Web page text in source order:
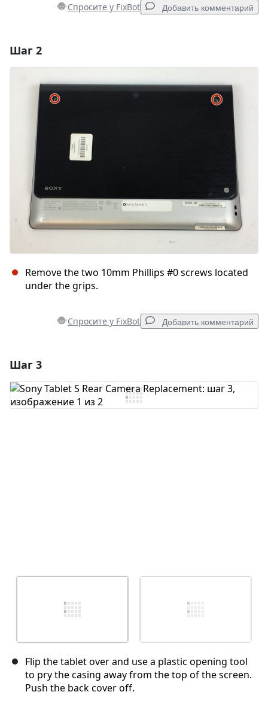
Спросите у FixBot Добавить комментарий
Добавить комментарий
Оставить комментарий
Шаг 2
Remove the two 10mm Phillips #0 screws located
under the grips.
Спросите у FixBot Добавить комментарий
Добавить комментарий
Шаг 3
Flip the tablet over and use a plastic opening tool
to pry the casing away from the top of the screen.
Push the back cover off.